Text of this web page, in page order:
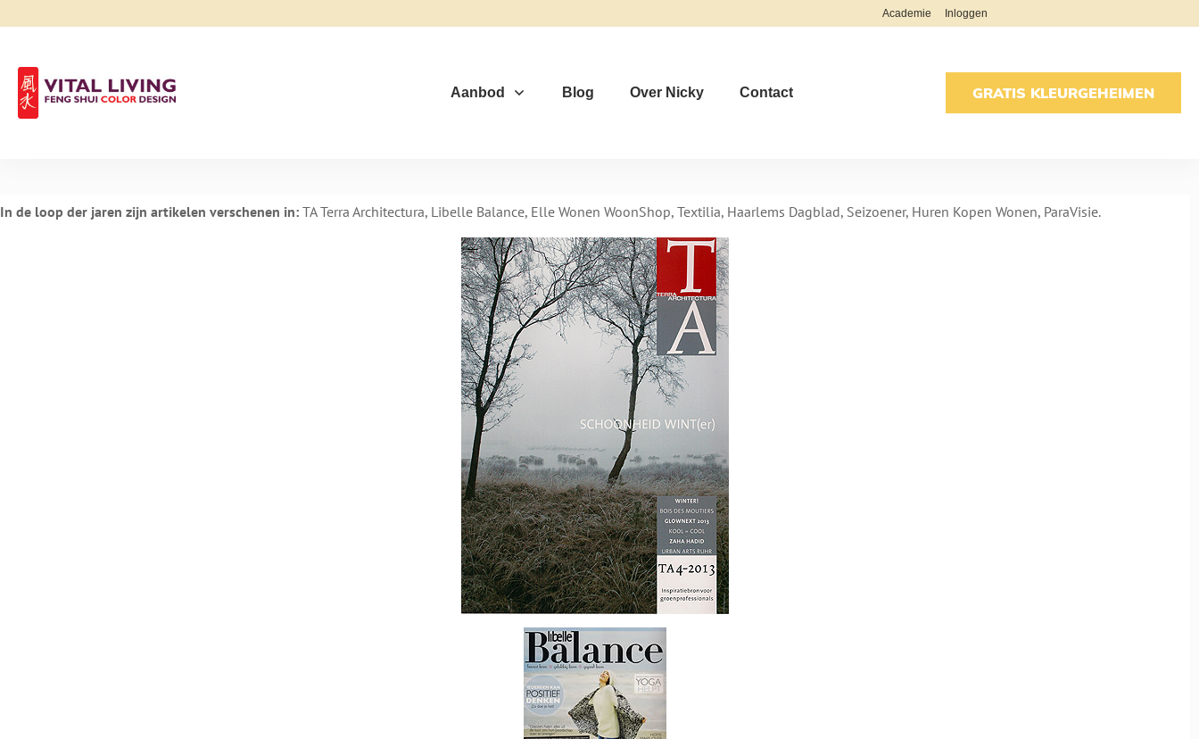
Academie Inloggen
Aanbod Blog Over Nicky Contact GRATIS KLEURGEHEIMEN
In de loop der jaren zijn artikelen verschenen in: TA Terra Architectura, Libelle Balance, Elle Wonen WoonShop, Textilia, Haarlems Dagblad, Seizoener, Huren Kopen Wonen, ParaVisie.